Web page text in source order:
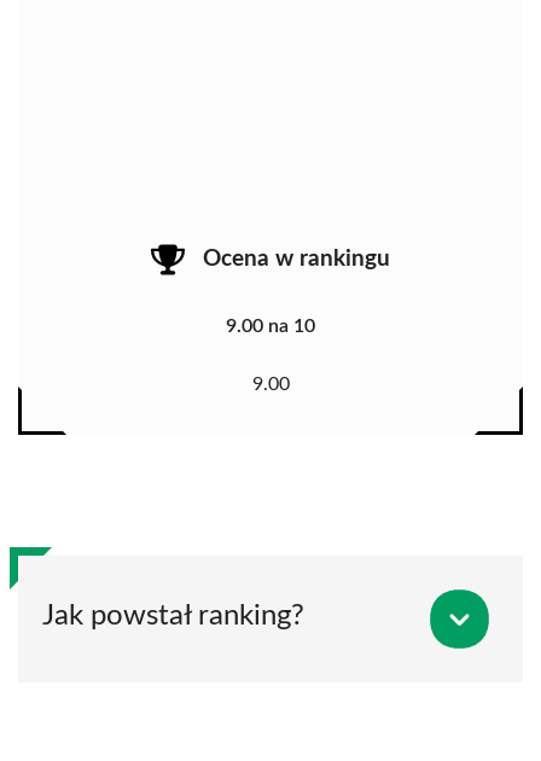
Ocena w rankingu
9.00 na 10
9.00
Jak powstał ranking?